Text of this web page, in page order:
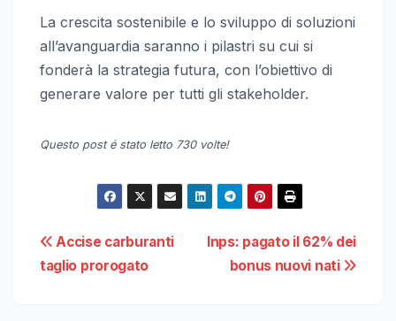
La crescita sostenibile e lo sviluppo di soluzioni
all’avanguardia saranno i pilastri su cui si
fonderà la strategia futura, con l’obiettivo di
generare valore per tutti gli stakeholder.
Questo post é stato letto 730 volte!
Navigazione
articoli
Inps: pagato il 62% dei
bonus nuovi nati
Accise carburanti
taglio prorogato